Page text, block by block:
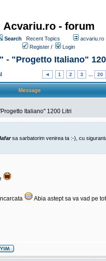
Acvariu.ro - forum
Search Recent Topics
acvariu.ro
Register/ Login
- "Progetto Italiano"
◄ 1 2 3 20
Message
Italiano" 1200 Litri
sa sarbatorim venirea ta :-), cu
Abia astept sa va vad pe